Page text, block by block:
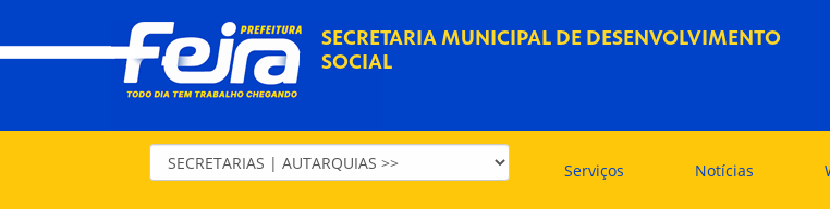
SECRETARIA MUNICIPAL DE DESENVOLVIMENTO
SOCIAL
Serviços Notícias